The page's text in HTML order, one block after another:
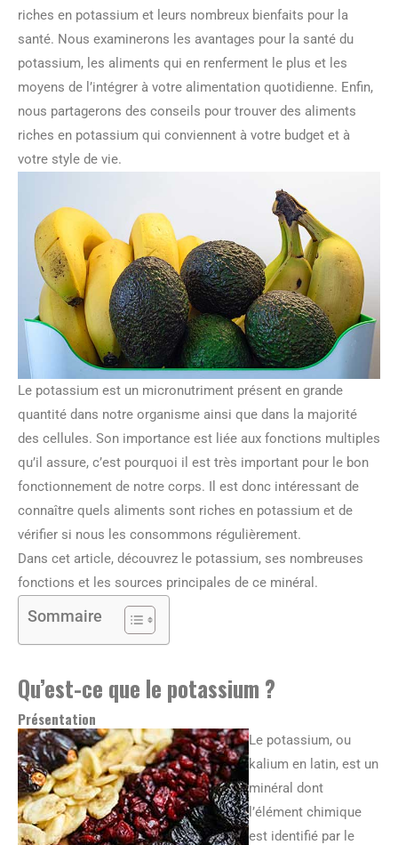
riches en potassium et leurs nombreux bienfaits pour la
santé. Nous examinerons les avantages pour la santé du
potassium, les aliments qui en renferment le plus et les
moyens de l’intégrer à votre alimentation quotidienne. Enfin,
nous partagerons des conseils pour trouver des aliments
riches en potassium qui conviennent à votre budget et à
votre style de vie.
Le potassium est un micronutriment présent en grande
quantité dans notre organisme ainsi que dans la majorité
des cellules. Son importance est liée aux fonctions multiples
qu’il assure, c’est pourquoi il est très important pour le bon
fonctionnement de notre corps. Il est donc intéressant de
connaître quels aliments sont riches en potassium et de
vérifier si nous les consommons régulièrement.
Dans cet article, découvrez le potassium, ses nombreuses
fonctions et les sources principales de ce minéral.
Sommaire
Qu’est-ce que le potassium ?
Présentation
Le potassium, ou
kalium en latin, est un
minéral dont
l’élément chimique
est identifié par le